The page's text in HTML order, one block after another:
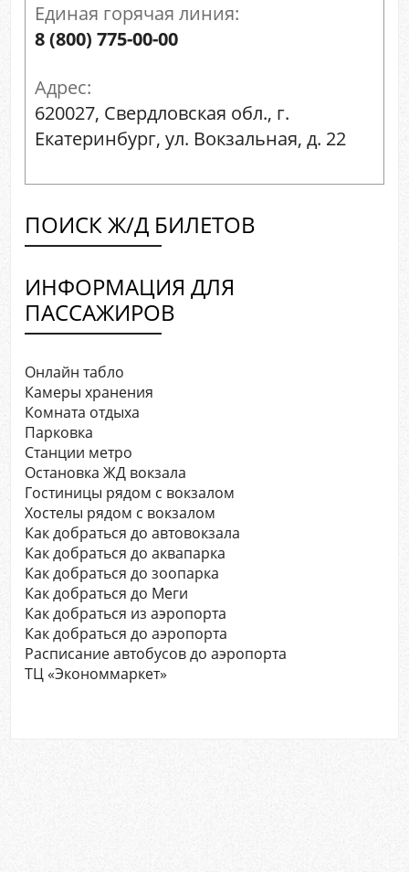
Единая горячая линия:
8 (800) 775-00-00
Адрес:
620027, Свердловская обл., г.
Екатеринбург, ул. Вокзальная, д. 22
ПОИСК Ж/Д БИЛЕТОВ
ИНФОРМАЦИЯ ДЛЯ
ПАССАЖИРОВ
Онлайн табло
Камеры хранения
Комната отдыха
Парковка
Станции метро
Остановка ЖД вокзала
Гостиницы рядом с вокзалом
Хостелы рядом с вокзалом
Как добраться до автовокзала
Как добраться до аквапарка
Как добраться до зоопарка
Как добраться до Меги
Как добраться из аэропорта
Как добраться до аэропорта
Расписание автобусов до аэропорта
ТЦ «Экономмаркет»